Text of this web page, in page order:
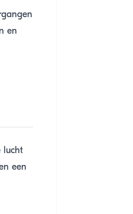
en
lucht
een